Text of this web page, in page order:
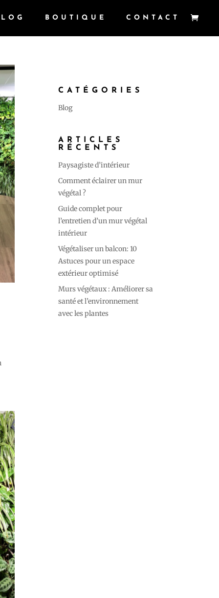
BOUTIQUE CONTACT
CATÉGORIES
Blog
ARTICLES
RÉCENTS
Paysagiste d’intérieur
Comment éclairer un mur
végétal ?
Guide complet pour
l’entretien d’un mur végétal
intérieur
Végétaliser un balcon: 10
Astuces pour un espace
extérieur optimisé
Murs végétaux : Améliorer sa
santé et l’environnement
avec les plantes